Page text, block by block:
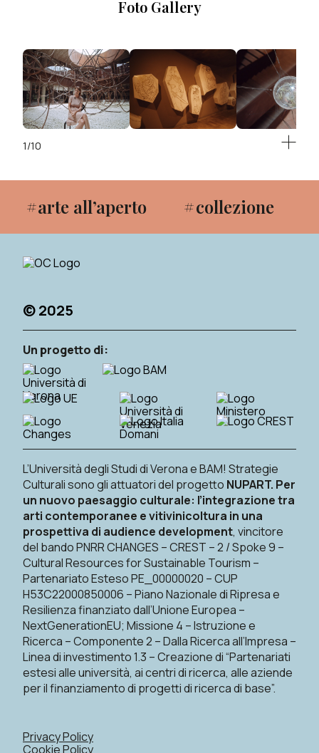
Foto Gallery
1/10
arte all’aperto collezione
© 2025
Un progetto di:
L’Università degli Studi di Verona e BAM! Strategie
Culturali sono gli attuatori del progetto NUPART. Per
un nuovo paesaggio culturale: l’integrazione tra
arti contemporanee e vitivinicoltura in una
prospettiva di audience development, vincitore
del bando PNRR CHANGES – CREST – 2 / Spoke 9 –
Cultural Resources for Sustainable Tourism –
Partenariato Esteso PE_00000020 – CUP
H53C22000850006 – Piano Nazionale di Ripresa e
Resilienza finanziato dall’Unione Europea –
NextGenerationEU; Missione 4 – Istruzione e
Ricerca – Componente 2 – Dalla Ricerca all’Impresa –
Linea di investimento 1.3 – Creazione di “Partenariati
estesi alle università, ai centri di ricerca, alle aziende
per il finanziamento di progetti di ricerca di base”.
Privacy Policy
Cookie Policy